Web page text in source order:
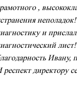
,
и
Ивану,
респект директору